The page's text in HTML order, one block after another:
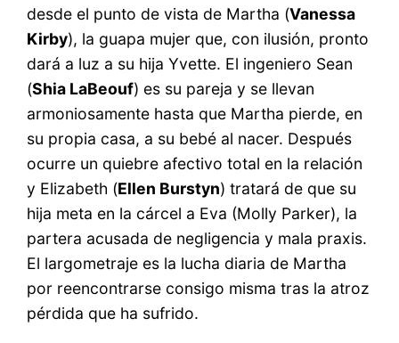
desde el punto de vista de Martha (Vanessa
Kirby), la guapa mujer que, con ilusión, pronto
dará a luz a su hija Yvette. El ingeniero Sean
(Shia LaBeouf) es su pareja y se llevan
armoniosamente hasta que Martha pierde, en
su propia casa, a su bebé al nacer. Después
ocurre un quiebre afectivo total en la relación
y Elizabeth (Ellen Burstyn) tratará de que su
hija meta en la cárcel a Eva (Molly Parker), la
partera acusada de negligencia y mala praxis.
El largometraje es la lucha diaria de Martha
por reencontrarse consigo misma tras la atroz
pérdida que ha sufrido.